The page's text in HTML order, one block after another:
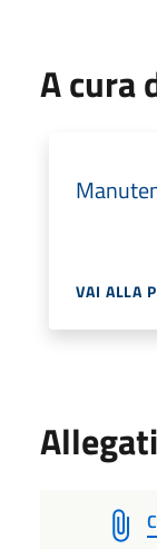
A cura
VAI ALLA
Allegati